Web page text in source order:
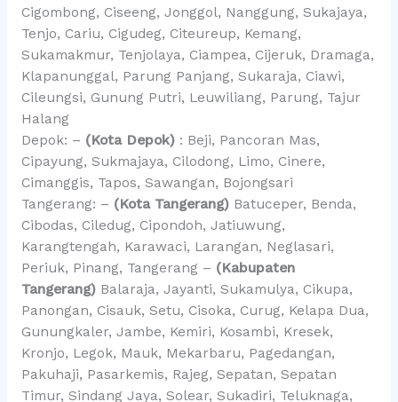
Cigombong, Ciseeng, Jonggol, Nanggung, Sukajaya,
Tenjo, Cariu, Cigudeg, Citeureup, Kemang,
Sukamakmur, Tenjolaya, Ciampea, Cijeruk, Dramaga,
Klapanunggal, Parung Panjang, Sukaraja, Ciawi,
Cileungsi, Gunung Putri, Leuwiliang, Parung, Tajur
Halang
Depok: – (Kota Depok): Beji, Pancoran Mas,
Cipayung, Sukmajaya, Cilodong, Limo, Cinere,
Cimanggis, Tapos, Sawangan, Bojongsari
Tangerang: – (Kota Tangerang)Batuceper, Benda,
Cibodas, Ciledug, Cipondoh, Jatiuwung,
Karangtengah, Karawaci, Larangan, Neglasari,
Periuk, Pinang, Tangerang – (Kabupaten
Tangerang)Balaraja, Jayanti, Sukamulya, Cikupa,
Panongan, Cisauk, Setu, Cisoka, Curug, Kelapa Dua,
Gunungkaler, Jambe, Kemiri, Kosambi, Kresek,
Kronjo, Legok, Mauk, Mekarbaru, Pagedangan,
Pakuhaji, Pasarkemis, Rajeg, Sepatan, Sepatan
Timur, Sindang Jaya, Solear, Sukadiri, Teluknaga,